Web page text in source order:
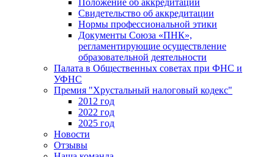
Положение об аккредитации
Свидетельство об аккредитации
Нормы профессиональной этики
Документы Союза «ПНК»,
регламентирующие осуществление
образовательной деятельности
Палата в Общественных советах при ФНС и
УФНС
Премия "Хрустальный налоговый кодекс"
2012 год
2022 год
2025 год
Новости
Отзывы